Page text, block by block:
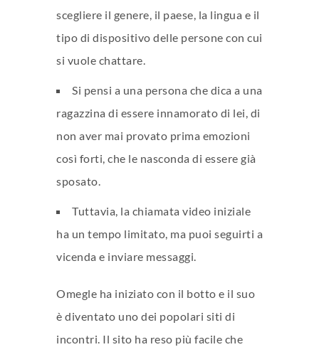
scegliere il genere, il paese, la lingua e il
tipo di dispositivo delle persone con cui
si vuole chattare.
Si pensi a una persona che dica a una
ragazzina di essere innamorato di lei, di
non aver mai provato prima emozioni
così forti, che le nasconda di essere già
sposato.
Tuttavia, la chiamata video iniziale
ha un tempo limitato, ma puoi seguirti a
vicenda e inviare messaggi.
Omegle ha iniziato con il botto e il suo
è diventato uno dei popolari siti di
incontri. Il sito ha reso più facile che